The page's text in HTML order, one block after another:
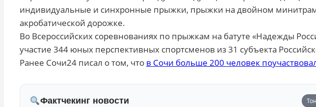
индивидуальные и синхронные прыжки, прыжки на двойном
акробатической дорожке.
Во Всероссийских соревнованиях по прыжкам на батуте «Надежды
участие 344 юных перспективных спортсменов из 31 субъекта
Ранее Сочи24 писал о том, что в Сочи больше 200 человек
Фактчекинг новости